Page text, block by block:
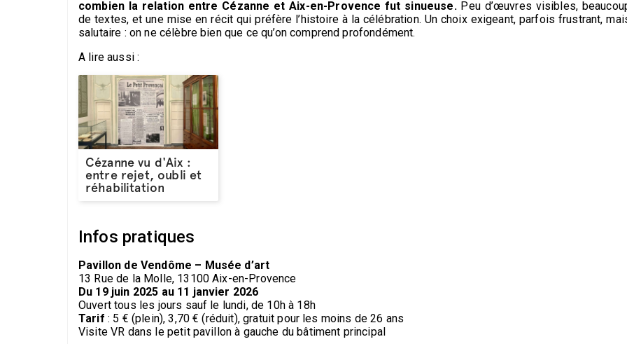
combien la relation entre Cézanne et Aix-en-Provence fut sinueuse.Peu d’œuvres visibles,
de textes, et une mise en récit qui préfère l’histoire à la célébration. Un choix exigeant, parfois frustrant,
salutaire : on ne célèbre bien que ce qu’on comprend profondément.
A lire aussi :
Cézanne vu d'Aix :
entre rejet, oubli et
réhabilitation
Infos pratiques
Pavillon de Vendôme – Musée d’art
13 Rue de la Molle, 13100 Aix-en-Provence
Du 19 juin 2025 au 11 janvier 2026
Ouvert tous les jours sauf le lundi, de 10h à 18h
Tarif : 5 € (plein), 3,70 € (réduit), gratuit pour les moins de 26 ans
Visite VR dans le petit pavillon à gauche du bâtiment principal